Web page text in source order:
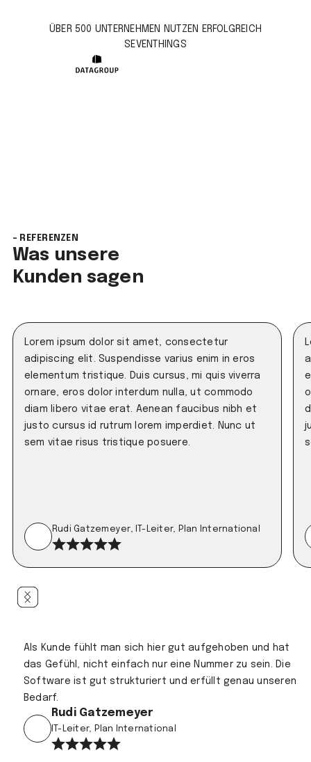
ÜBER 500 UNTERNEHMEN NUTZEN ERFOLGREICH
SEVENTHINGS
- REFERENZEN
Was unsere
Kunden sagen
Lorem ipsum dolor sit amet, consectetur
adipiscing elit. Suspendisse varius enim in eros
elementum tristique. Duis cursus, mi quis viverra
ornare, eros dolor interdum nulla, ut commodo
diam libero vitae erat. Aenean faucibus nibh et
justo cursus id rutrum lorem imperdiet. Nunc ut
sem vitae risus tristique posuere.
Rudi Gatzemeyer, IT-Leiter, Plan International
Als Kunde fühlt man sich hier gut aufgehoben und hat
das Gefühl, nicht einfach nur eine Nummer zu sein. Die
Software ist gut strukturiert und erfüllt genau unseren
Bedarf.
Rudi Gatzemeyer
IT-Leiter, Plan International